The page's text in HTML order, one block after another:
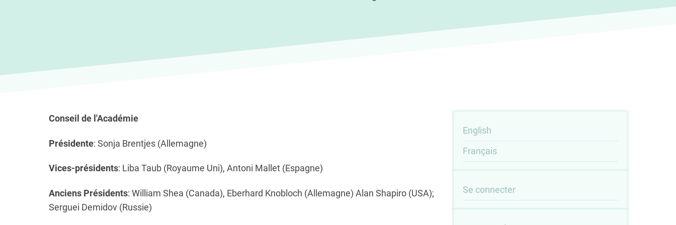
Conseil de l'Académie
Présidente: Sonja Brentjes (Allemagne)
Vices-présidents: Liba Taub (Royaume Uni), Antoni Mallet (Espagne)
Anciens Présidents: William Shea (Canada), Eberhard Knobloch (Allemagne) Alan Shapiro (USA);
Serguei Demidov (Russie)
English
Français
User
account
Se connecter